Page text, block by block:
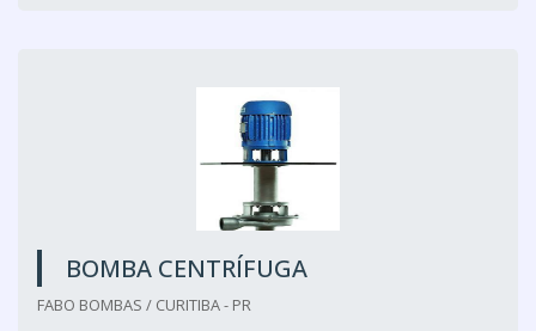
BOMBA CENTRÍFUGA
FABO BOMBAS / CURITIBA - PR